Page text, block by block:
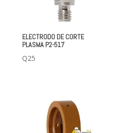
ELECTRODO DE CORTE
PLASMA P2-517
Q25